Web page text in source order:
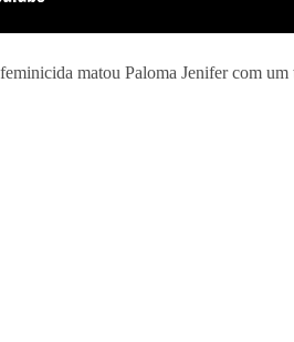
matou Paloma Jenifer com